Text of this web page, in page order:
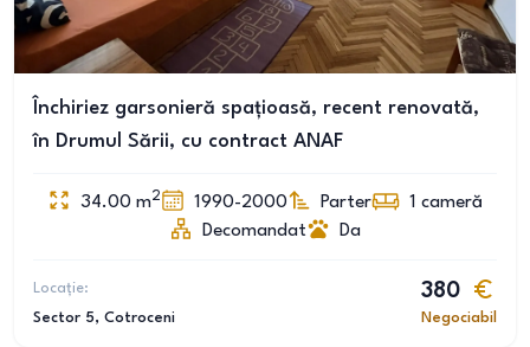
Închiriez garsonieră spațioasă, recent renovată,
în Drumul Sării, cu contract ANAF
34.00 m2 1990-2000 Parter 1 cameră
Decomandat
Da
Locație:
Sector 5, Cotroceni
380
Negociabil